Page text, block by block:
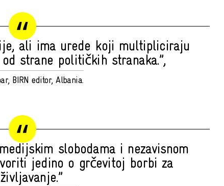
ali ima urede koji multipliciraju
strane političkih stranaka.”,
BIRN editor, Albania.
slobodama i nezavisnom
jedino o grčevitoj borbi za